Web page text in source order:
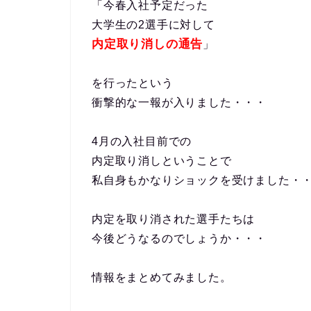
「今春入社予定だった
大学生の2選手に対して
内定取り消しの通告 」
を行ったという
衝撃的な一報が入りました・・・
4月の入社目前での
内定取り消しということで
私自身もかなりショックを受けました・
内定を取り消された選手たちは
今後どうなるのでしょうか・・・
情報をまとめてみました。